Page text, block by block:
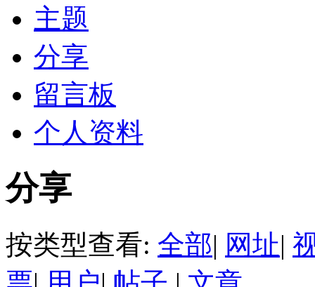
主题
分享
留言板
个人资料
分享
按类型查看: 全部| 网址|